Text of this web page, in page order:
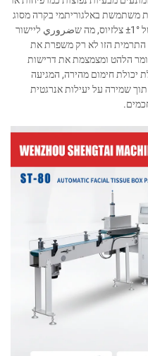
משתמשת באלגוריתמי בקרה מסוג
PID כדי לשמור על יציבות טמפרטורתית של ±1° צלזיוס, מה שضروري ליישור
התרמית הזו לא רק משפרת את
הלהט ומצמצמת את דרישות
יכולת חימום מהירה, המגיעה
תוך פחות מ-15 דקות, תוך שמירה על יעילות אנרגטית